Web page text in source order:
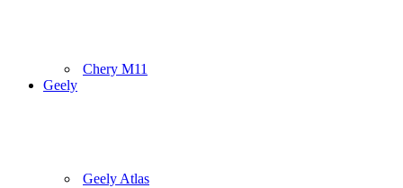
Chery M11
Geely
Geely Atlas